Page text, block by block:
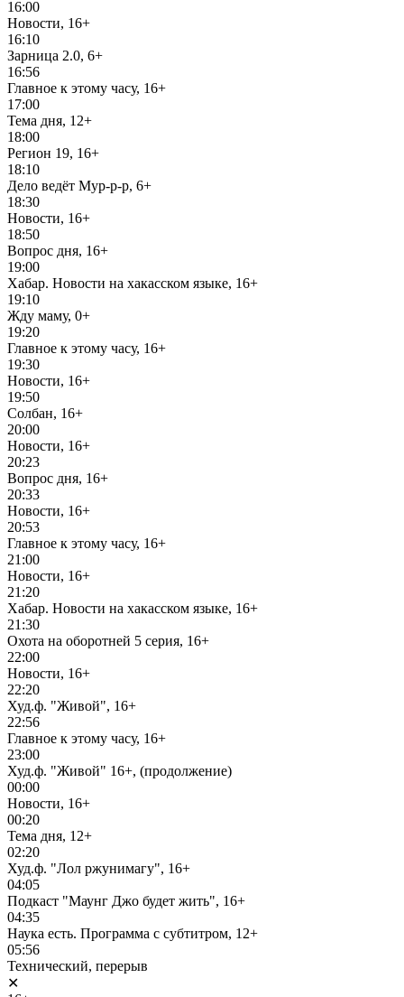
16:00
Новости, 16+
16:10
Зарница 2.0, 6+
16:56
Главное к этому часу, 16+
17:00
Тема дня, 12+
18:00
Регион 19, 16+
18:10
Дело ведёт Мур-р-р, 6+
18:30
Новости, 16+
18:50
Вопрос дня, 16+
19:00
Хабар. Новости на хакасском языке, 16+
19:10
Жду маму, 0+
19:20
Главное к этому часу, 16+
19:30
Новости, 16+
19:50
Солбан, 16+
20:00
Новости, 16+
20:23
Вопрос дня, 16+
20:33
Новости, 16+
20:53
Главное к этому часу, 16+
21:00
Новости, 16+
21:20
Хабар. Новости на хакасском языке, 16+
21:30
Охота на оборотней 5 серия, 16+
22:00
Новости, 16+
22:20
Худ.ф. "Живой", 16+
22:56
Главное к этому часу, 16+
23:00
Худ.ф. "Живой" 16+, (продолжение)
00:00
Новости, 16+
00:20
Тема дня, 12+
02:20
Худ.ф. "Лол ржунимагу", 16+
04:05
Подкаст "Маунг Джо будет жить", 16+
04:35
Наука есть. Программа с субтитром, 12+
05:56
Технический, перерыв
✕